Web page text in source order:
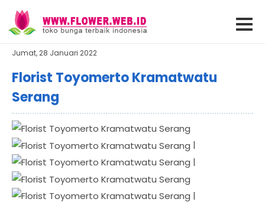
Jumat, 28 Januari 2022
Florist Toyomerto Kramatwatu
Serang
|
|
|